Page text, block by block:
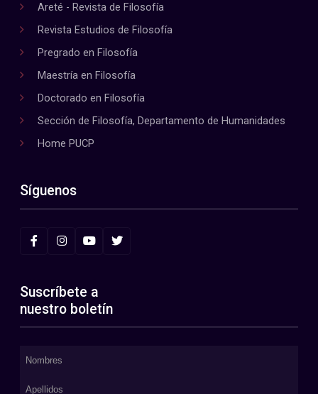
Areté - Revista de Filosofía
Revista Estudios de Filosofía
Pregrado en Filosofía
Maestría en Filosofía
Doctorado en Filosofía
Sección de Filosofía, Departamento de Humanidades
Home PUCP
Síguenos
Suscríbete a
nuestro boletín